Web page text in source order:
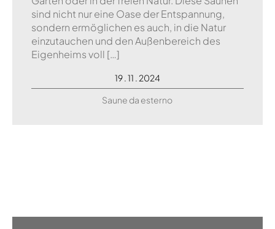
sind nicht nur eine Oase der Entspannung,
sondern ermöglichen es auch, in die Natur
einzutauchen und den Außenbereich des
Eigenheims voll […]
19 . 11 . 2024
Saune da esterno